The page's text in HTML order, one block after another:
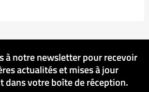
à notre newsletter pour recevoir
actualités et mises à jour
dans votre boîte de réception.